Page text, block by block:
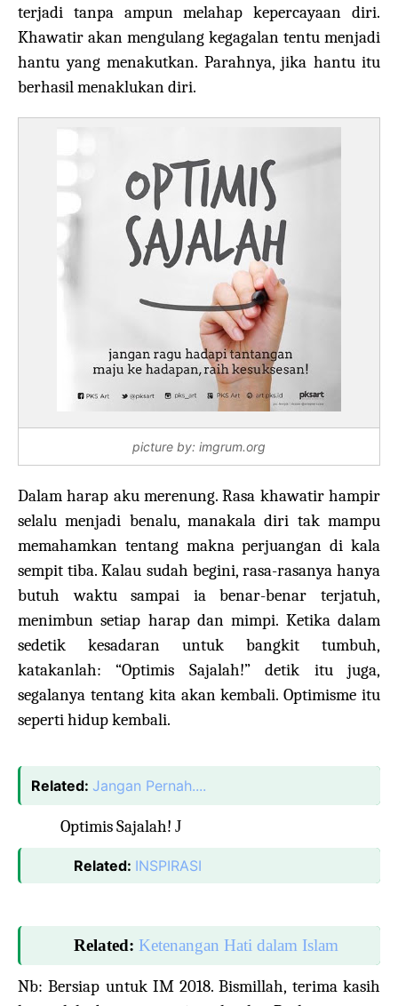
terjadi tanpa ampun melahap kepercayaan diri.
Khawatir akan mengulang kegagalan tentu menjadi
hantu yang menakutkan. Parahnya, jika hantu itu
berhasil menaklukan diri.
picture by: imgrum.org
Dalam harap aku merenung. Rasa khawatir hampir
selalu menjadi benalu, manakala diri tak mampu
memahamkan tentang makna perjuangan di kala
sempit tiba. Kalau sudah begini, rasa-rasanya hanya
butuh waktu sampai ia benar-benar terjatuh,
menimbun setiap harap dan mimpi. Ketika dalam
sedetik kesadaran untuk bangkit tumbuh,
katakanlah: “Optimis Sajalah!” detik itu juga,
segalanya tentang kita akan kembali. Optimisme itu
seperti hidup kembali.
Related: Jangan Pernah....
Optimis Sajalah! J
Related: INSPIRASI
Related: Ketenangan Hati dalam Islam
Nb: Bersiap untuk IM 2018. Bismillah, terima kasih